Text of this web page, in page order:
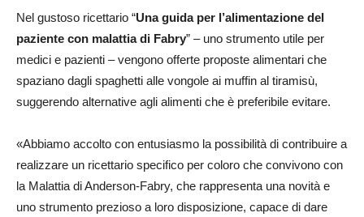
Nel gustoso ricettario “Una guida per l’alimentazione del
paziente con malattia di Fabry” – uno strumento utile per
medici e pazienti – vengono offerte proposte alimentari che
spaziano dagli spaghetti alle vongole ai muffin al tiramisù,
suggerendo alternative agli alimenti che è preferibile evitare.
«Abbiamo accolto con entusiasmo la possibilità di contribuire a
realizzare un ricettario specifico per coloro che convivono con
la Malattia di Anderson-Fabry, che rappresenta una novità e
uno strumento prezioso a loro disposizione, capace di dare